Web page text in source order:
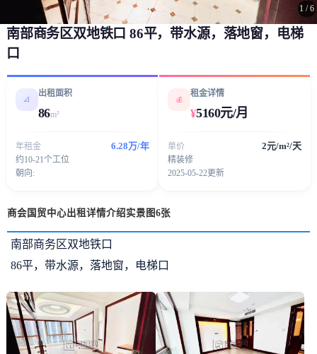
1 /6
南部商务区双地铁口 86平，带水源，落地窗，电梯
口
📐
出租面积
86m²
年租金 6.28万/年
约10-21个工位
朝向:
💰
租金详情
¥5160元/月
单价 2元/m²/天
精装修
2025-05-22更新
商会国贸中心出租详情介绍实景图6张
南部商务区双地铁口
86平，带水源，落地窗，电梯口